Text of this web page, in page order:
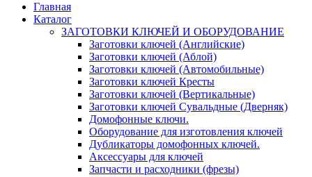
Главная
Каталог
ЗАГОТОВКИ КЛЮЧЕЙ И ОБОРУДОВАНИЕ
Заготовки ключей (Английские)
Заготовки ключей (Аблой)
Заготовки ключей (Автомобильные)
Заготовки ключей Кресты
Заготовки ключей (Вертикальные)
Заготовки ключей Сувальдные (Дверняк)
Домофонные ключи.
Оборудование для изготовления ключей
Дубликаторы домофонных ключей.
Аксессуары для ключей
Запчасти и расходники (фрезы)